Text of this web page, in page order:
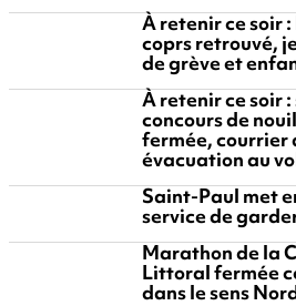
À retenir ce soir
coprs retrouvé,
de grève et
À retenir ce soir
concours de
fermée, courrier
évacuation au
Saint-Paul met
service de
Marathon de la
Littoral fermée
dans le sens